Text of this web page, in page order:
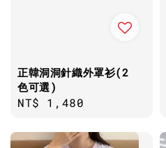
正韓洞洞針織外罩衫(2
色可選)
Regular
NT$ 1,480